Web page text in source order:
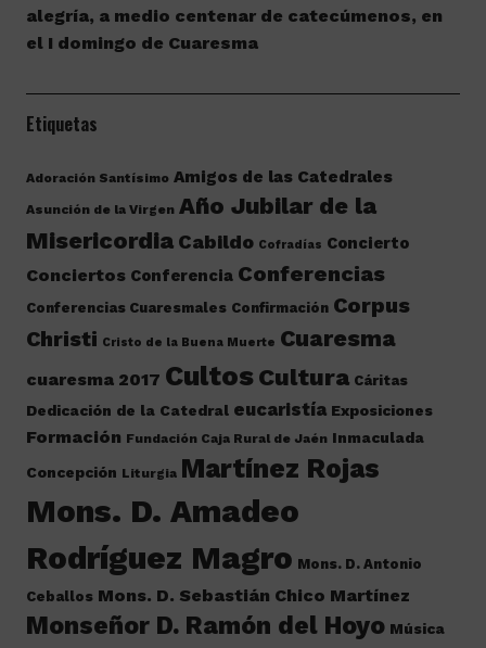
alegría, a medio centenar de catecúmenos, en
el I domingo de Cuaresma
Etiquetas
Adoración Santísimo Amigos de las Catedrales
Asunción de la Virgen Año Jubilar de la
Misericordia Cabildo Cofradías Concierto
Conciertos Conferencia Conferencias
Conferencias Cuaresmales Confirmación Corpus
Christi Cristo de la Buena Muerte Cuaresma
cuaresma 2017 Cultos Cultura Cáritas
Dedicación de la Catedral eucaristía Exposiciones
Formación Fundación Caja Rural de Jaén Inmaculada
Concepción Liturgia Martínez Rojas
Mons. D. Amadeo
Rodríguez Magro Mons. D. Antonio
Ceballos Mons. D. Sebastián Chico Martínez
Monseñor D. Ramón del Hoyo Música